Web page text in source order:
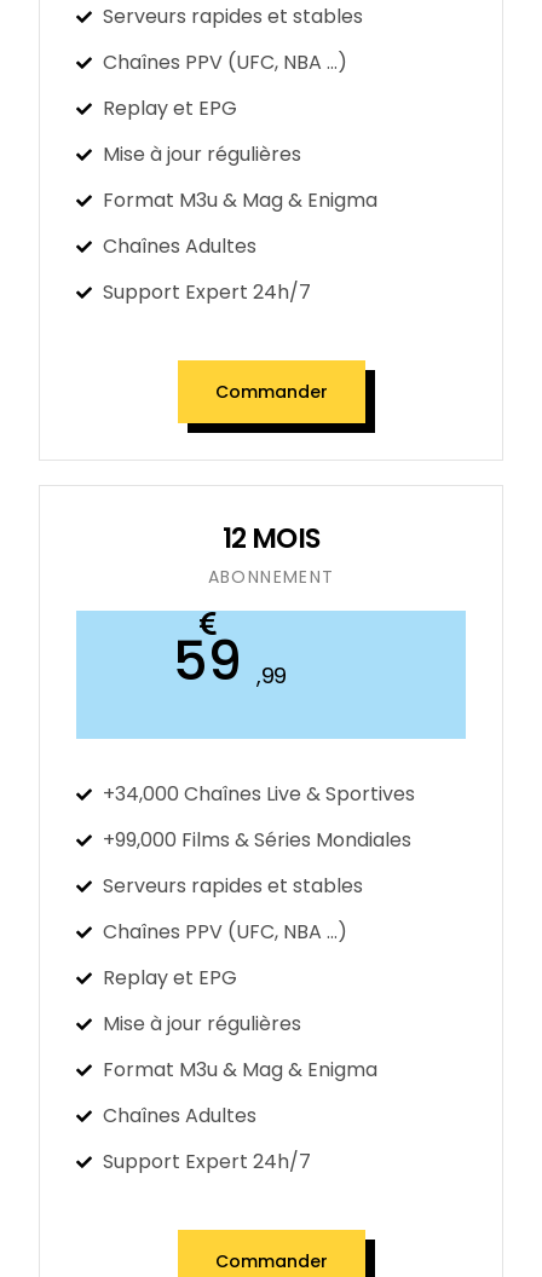
Serveurs rapides et stables
Chaînes PPV (UFC, NBA ...)
Replay et EPG
Mise à jour régulières
Format M3u & Mag & Enigma
Chaînes Adultes
Support Expert 24h/7
Commander
12 MOIS
ABONNEMENT​​
59 ,99
+34,000 Chaînes Live & Sportives
+99,000 Films & Séries Mondiales
Serveurs rapides et stables
Chaînes PPV (UFC, NBA ...)
Replay et EPG
Mise à jour régulières
Format M3u & Mag & Enigma
Chaînes Adultes
Support Expert 24h/7
Commander